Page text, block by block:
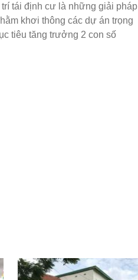
tái định cư là những giải pháp
khơi thông các dự án trọng
tiêu tăng trưởng 2 con số